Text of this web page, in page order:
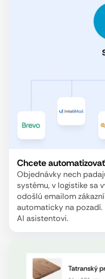
Chcete
Objednávky nech
systému, v logistike sa
odošlú emailom
automaticky na
AI asistentovi.